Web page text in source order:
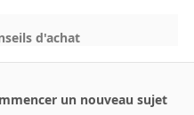
d'achat
un nouveau sujet